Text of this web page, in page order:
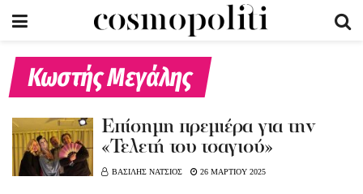
Κωστής Μεγάλης
Επίσημη πρεμιέρα για την
«Τελετή του τσαγιού»
ΒΑΣΙΛΗΣ ΝΑΤΣΙΟΣ 26 ΜΑΡΤΙΟΥ 2025